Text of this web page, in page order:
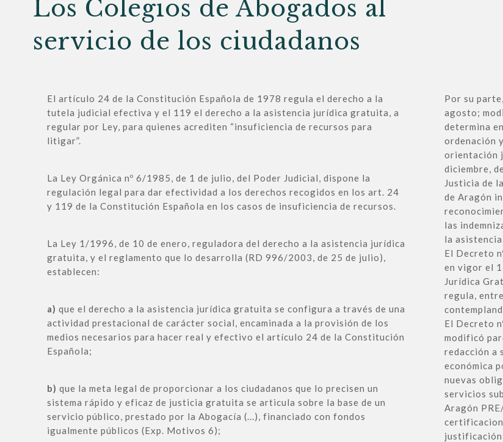
Los Colegios de Abogados al
servicio de los ciudadanos
El artículo 24 de la Constitución Española de 1978 regula el derecho a la
tutela judicial efectiva y el 119 el derecho a la asistencia jurídica gratuita, a
regular por Ley, para quienes acrediten “insuficiencia de recursos para
litigar”.
La Ley Orgánica nº 6/1985, de 1 de julio, del Poder Judicial, dispone la
regulación legal para dar efectividad a los derechos recogidos en los art. 24
y 119 de la Constitución Española en los casos de insuficiencia de recursos.
La Ley 1/1996, de 10 de enero, reguladora del derecho a la asistencia jurídica
gratuita, y el reglamento que lo desarrolla (RD 996/2003, de 25 de julio),
establecen:
a) que el derecho a la asistencia jurídica gratuita se configura a través de una
actividad prestacional de carácter social, encaminada a la provisión de los
medios necesarios para hacer real y efectivo el artículo 24 de la Constitución
Española;
b) que la meta legal de proporcionar a los ciudadanos que lo precisen un
sistema rápido y eficaz de justicia gratuita se articula sobre la base de un
servicio público, prestado por la Abogacía (...), financiado con fondos
igualmente públicos (Exp. Motivos 6);
Por su
agosto;
determina
ordenación
orientación
diciembre,
Justicia de
de Aragón
las
la
El Decreto
en vigor el
Jurídica
regula,
El Decreto
modificó
redacción a
económica
nuevas
servicios
Aragón
justificación